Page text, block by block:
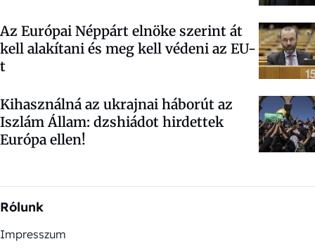
Az Európai Néppárt elnöke szerint át
kell alakítani és meg kell védeni az EU-
t
Kihasználná az ukrajnai háborút az
Iszlám Állam: dzshiádot hirdettek
Európa ellen!
Rólunk
Impresszum